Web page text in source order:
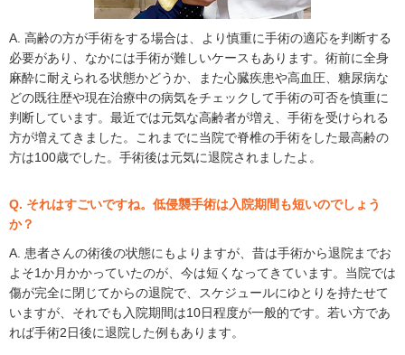
A. 高齢の方が手術をする場合は、より慎重に手術の適応を判断する
必要があり、なかには手術が難しいケースもあります。術前に全身
麻酔に耐えられる状態かどうか、また心臓疾患や高血圧、糖尿病な
どの既往歴や現在治療中の病気をチェックして手術の可否を慎重に
判断しています。最近では元気な高齢者が増え、手術を受けられる
方が増えてきました。これまでに当院で脊椎の手術をした最高齢の
方は100歳でした。手術後は元気に退院されましたよ。
Q. それはすごいですね。低侵襲手術は入院期間も短いのでしょう
か？
A. 患者さんの術後の状態にもよりますが、昔は手術から退院までお
よそ1か月かかっていたのが、今は短くなってきています。当院では
傷が完全に閉じてからの退院で、スケジュールにゆとりを持たせて
いますが、それでも入院期間は10日程度が一般的です。若い方であ
れば手術2日後に退院した例もあります。